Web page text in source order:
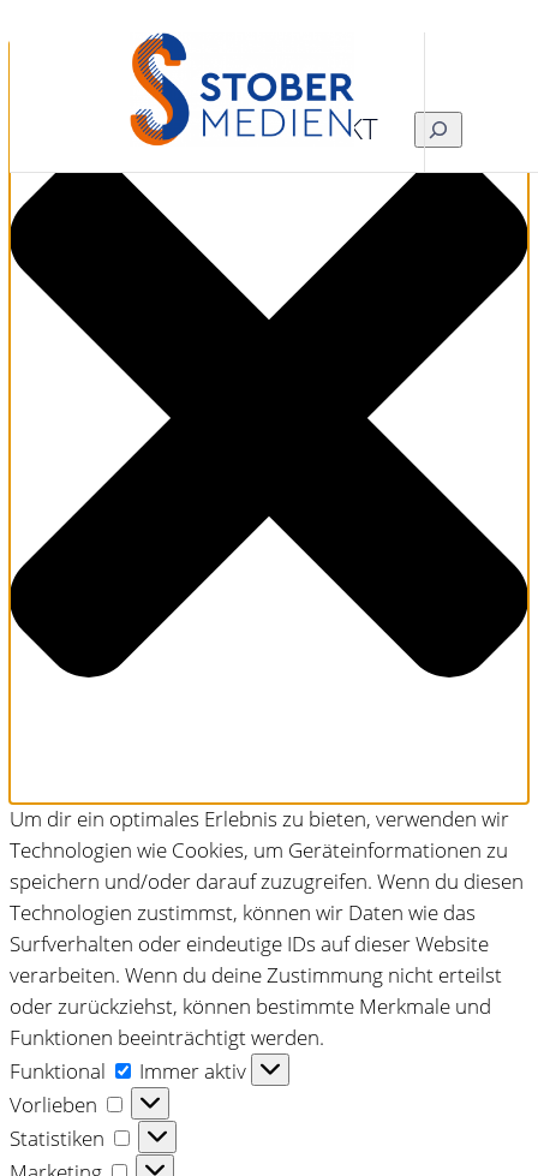
Um dir ein optimales Erlebnis zu bieten, verwenden wir
Technologien wie Cookies, um Geräteinformationen zu
speichern und/oder darauf zuzugreifen. Wenn du diesen
Technologien zustimmst, können wir Daten wie das
Surfverhalten oder eindeutige IDs auf dieser Website
verarbeiten. Wenn du deine Zustimmung nicht erteilst
oder zurückziehst, können bestimmte Merkmale und
Funktionen beeinträchtigt werden.
Funktional
Funktional
Immer aktiv
Vorlieben
Vorlieben
Statistiken
Statistiken
Marketing
KONTAKT SUCHEN